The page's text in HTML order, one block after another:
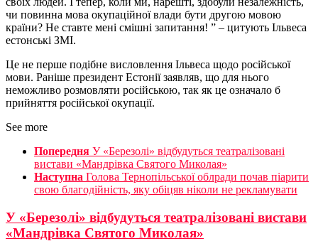
чи повинна мова окупаційної влади бути другою мовою
країни? Не ставте мені смішні запитання! ” – цитують Ільвеса
естонські ЗМІ.
Це не перше подібне висловлення Ільвеса щодо російської
мови. Раніше президент Естонії заявляв, що для нього
неможливо розмовляти російською, так як це означало б
прийняття російської окупації.
See more
Попередня У «Березолі» відбудуться театралізовані
вистави «Мандрівка Святого Миколая»
Наступна Голова Тернопільської облради почав піарити
свою благодійність, яку обіцяв ніколи не рекламувати
У «Березолі» відбудуться театралізовані вистави
«Мандрівка Святого Миколая»